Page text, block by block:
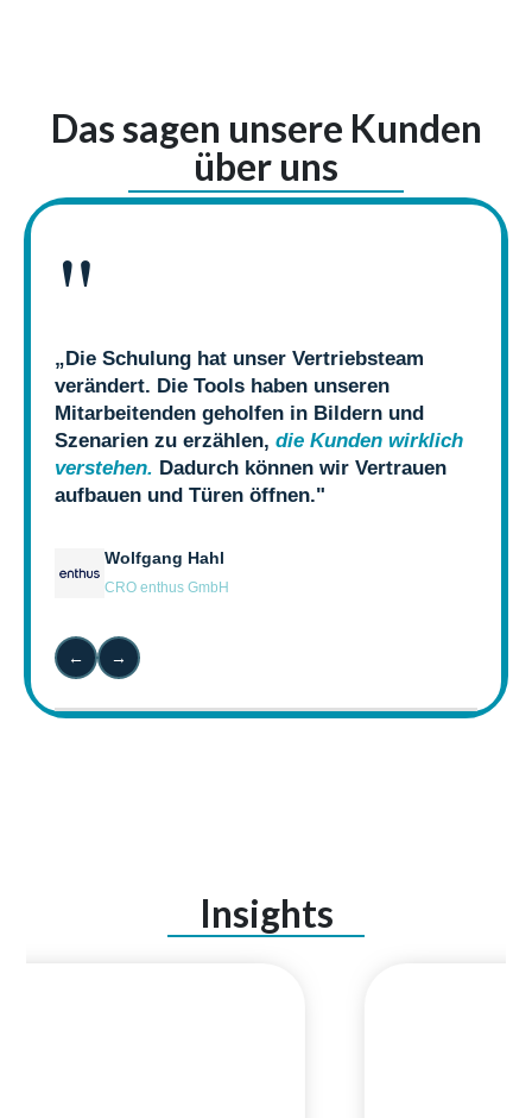
Das sagen unsere Kunden
über uns
"
„Die Schulung hat unser Vertriebsteam
verändert. Die Tools haben unseren
Mitarbeitenden geholfen in Bildern und
Szenarien zu erzählen, die Kunden wirklich
verstehen. Dadurch können wir Vertrauen
aufbauen und Türen öffnen."
Wolfgang Hahl
CRO enthus GmbH
← →
Insights